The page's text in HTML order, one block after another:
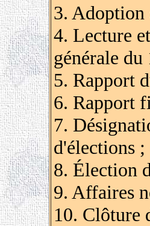
3.
4. Lecture
générale
5. Rapport
6. Rapport
7.
d'élections ;
8. Élection
9. Affaires
10. Clôture